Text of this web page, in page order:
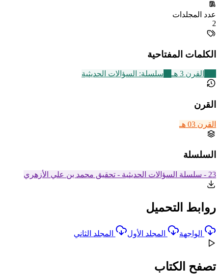
عدد المجلدات
2
الكلمات المفتاحية
القرن 3 هـ سلسلة: السؤالات الحديثية
القرن
القرن 03 هـ
السلسلة
23 - سلسلة السؤالات الحديثية - تحقيق محمد بن علي الأزهري
روابط التحميل
الواجهة المجلد الأول المجلد الثاني
تصفح الكتاب